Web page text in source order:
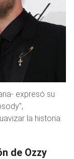
expresó su
la historia
de Ozzy